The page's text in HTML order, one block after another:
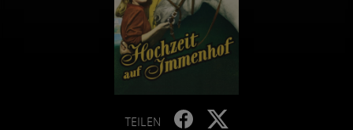
TEILEN